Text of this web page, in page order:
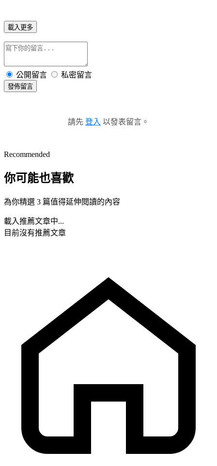
載入更多
公開留言 私密留言
發佈留言
請先 登入 以發表留言。
Recommended
你可能也喜歡
為你精選 3 篇值得延伸閱讀的內容
載入推薦文章中...
目前沒有推薦文章